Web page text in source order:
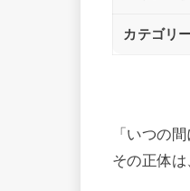
カテゴリ
「いつの
その正体